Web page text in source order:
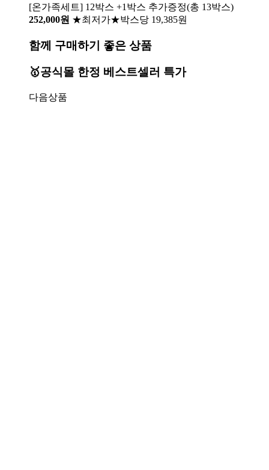
[온가족세트] 12박스 +1박스 추가증정(총 13박스)
252,000원 ★최저가★박스당 19,385원
함께 구매하기 좋은 상품
🥇공식몰 한정 베스트셀러 특가
다음상품